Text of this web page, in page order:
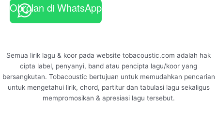
Obrolan di WhatsApp
Semua lirik lagu & koor pada website tobacoustic.com adalah hak
cipta label, penyanyi, band atau pencipta lagu/koor yang
bersangkutan. Tobacoustic bertujuan untuk memudahkan pencarian
untuk mengetahui lirik, chord, partitur dan tabulasi lagu sekaligus
mempromosikan & apresiasi lagu tersebut.